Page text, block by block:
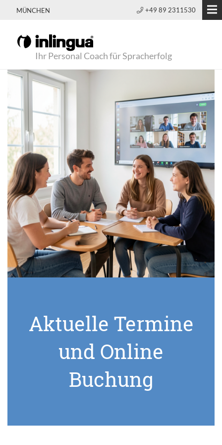
MÜNCHEN +49 89 2311530
Ihr Personal Coach für Spracherfolg
Aktuelle Termine
und Online
Buchung